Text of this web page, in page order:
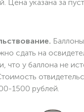
Цена указана за
сдать на
что у баллона не
1500 рублей.